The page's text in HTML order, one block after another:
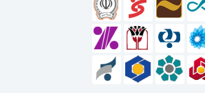
برای پخش یکنواخت صدا
برای دریافت صدای مطلوب
و ساب‌ووفر خودرو